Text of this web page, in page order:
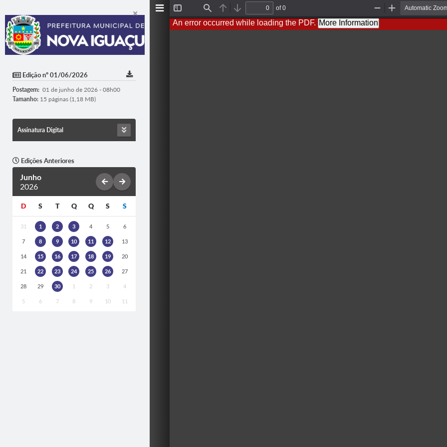
Edição nº 01/06/2026
Postagem: 01 de junho de 2026 - 08h00
Tamanho: 15 páginas (1,18 MB)
Assinatura Digital
Edições Anteriores
Junho
2026
D S T Q Q S S
31 1 2 3 4 5 6
7 8 9 10 11 12 13
14 15 16 17 18 19 20
21 22 23 24 25 26 27
28 29 30 1 2 3 4
5 6 7 8 9 10 11
Sidebar
Find Previous
Next
of 0
Out
An error occurred while loading the PDF. More Information